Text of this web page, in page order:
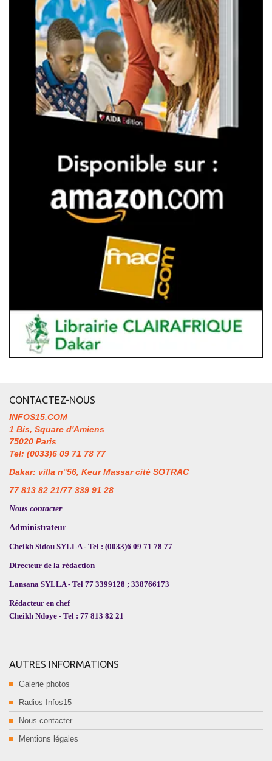
CONTACTEZ-NOUS
INFOS15.COM
1 Bis, Square d'Amiens
75020 Paris
Tel: (0033)6 09 71 78 77
Dakar: villa n°56, Keur Massar cité SOTRAC
77 813 82 21/77 339 91 28
Nous contacter
Administrateur
Cheikh Sidou SYLLA - Tel : (0033)6 09 71 78 77
Directeur de la rédaction
Lansana SYLLA - Tel 77 3399128 ; 338766173
Rédacteur en chef
Cheikh Ndoye - Tel : 77 813 82 21
AUTRES INFORMATIONS
Galerie photos
Radios Infos15
Nous contacter
Mentions légales